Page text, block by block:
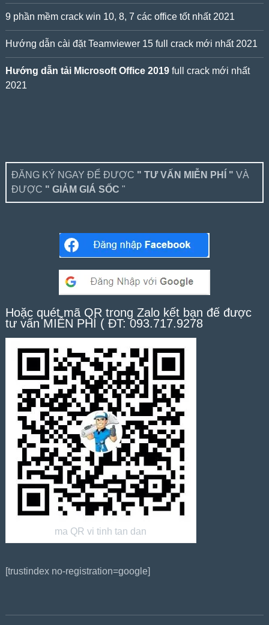
9 phần mềm crack win 10, 8, 7 các office tốt nhất 2021
Hướng dẫn cài đặt Teamviewer 15 full crack mới nhất 2021
Hướng dẫn tải Microsoft Office 2019full crack mới nhất
2021
ĐĂNG KÝ NGAY ĐỂ ĐƯỢC " TƯ VẤN MIỄN PHÍ " VÀ
ĐƯỢC " GIẢM GIÁ SỐC "
Hoặc quét mã QR trong Zalo kết bạn để được
tư vấn MIỄN PHÍ ( ĐT: 093.717.9278
ma QR vi tinh tan dan
[trustindex no-registration=google]